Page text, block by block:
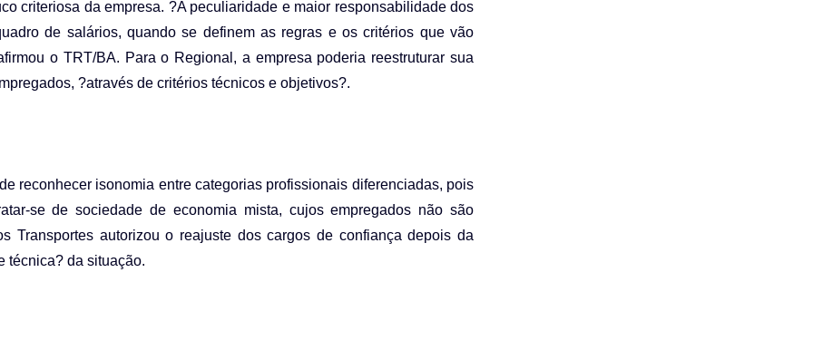
criteriosa da empresa. ?A peculiaridade e maior responsabilidade dos
de salários, quando se definem as regras e os critérios que vão
o TRT/BA. Para o Regional, a empresa poderia reestruturar sua
?através de critérios técnicos e objetivos?.
reconhecer isonomia entre categorias profissionais diferenciadas, pois
se de sociedade de economia mista, cujos empregados não são
Transportes autorizou o reajuste dos cargos de confiança depois da
técnica? da situação.